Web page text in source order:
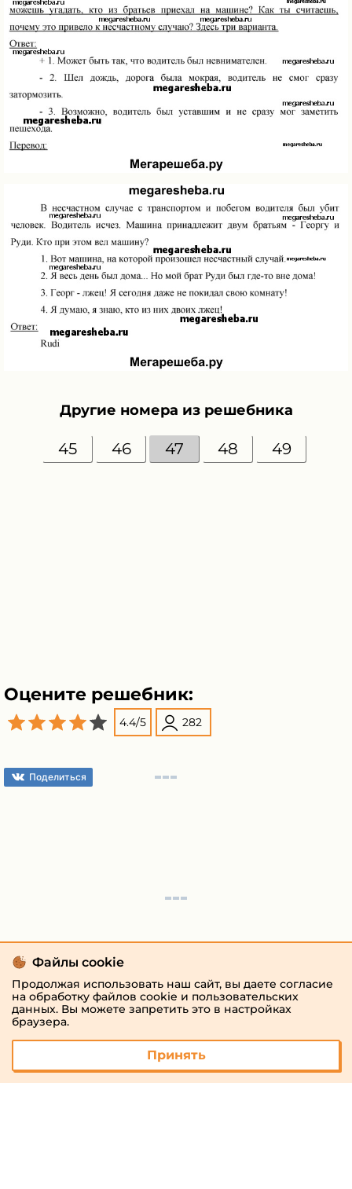
Другие номера из решебника
45 46 47 48 49
Оцените решебник:
4.4/5 282
Поделиться
Файлы cookie
Продолжая использовать наш сайт, вы даете согласие
на обработку файлов cookie и пользовательских
данных. Вы можете запретить это в настройках
браузера.
Принять